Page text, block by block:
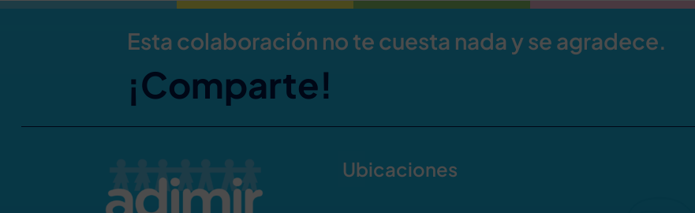
Esta colaboración no te cuesta nada y se agradece.
¡Comparte!
Ubicaciones